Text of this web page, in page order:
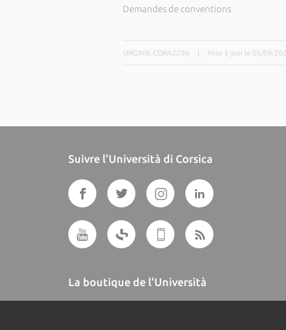
Demandes de conventions
VIRGINIE CORAZZINI Mise à jour le 05/09/
Suivre l'Università di Corsica
La boutique de l'Università